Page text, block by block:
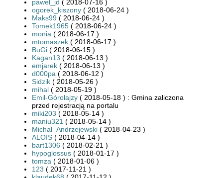
pawel_jd ( 2018-07-16 )
ogorek_kiszony ( 2018-06-24 )
Maks99 ( 2018-06-24 )
Tomek1965 ( 2018-06-24 )
monia ( 2018-06-17 )
mtomaszek ( 2018-06-17 )
BuGi ( 2018-06-15 )
Kagan13 ( 2018-06-13 )
emjarek ( 2018-06-13 )
d000pa ( 2018-06-12 )
Sidzik ( 2018-05-26 )
mihal ( 2018-05-19 )
Emil-Górołajzy ( 2018-05-18 ) : Gmina zaliczona
przed rejestracją na portalu
miki203 ( 2018-05-14 )
maniu321 ( 2018-05-14 )
Michał_Andrzejewski ( 2018-04-23 )
ALOIS ( 2018-04-14 )
bart1306 ( 2018-02-21 )
hypoglossus ( 2018-01-17 )
tomza ( 2018-01-06 )
123 ( 2017-11-21 )